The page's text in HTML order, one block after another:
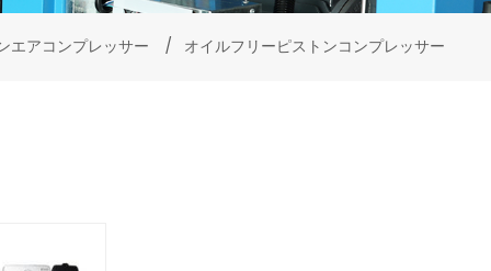
エアコンプレッサー / オイルフリーピストンコンプレッサー